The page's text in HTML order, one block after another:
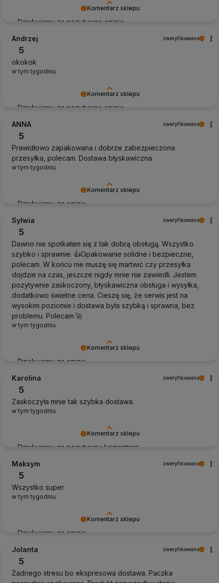
Komentarz sklepu
Dziękujemy za pozytywną opinię
Komentarz sklepu
Dziękujemy za pozytywną opinię
Andrzej zweryfikowano
5
okokok
w tym tygodniu
Komentarz sklepu
Dziękujemy za opinię
ANNA zweryfikowano
5
Prawidłowo zapakowana i dobrze zabezpieczona
przesyłka, polecam. Dostawa błyskawiczna
w tym tygodniu
Komentarz sklepu
Dziękujemy za opinię
Sylwia zweryfikowano
5
Dawno nie spotkałam się z tak dobrą obsługą. Wszystko
szybko i sprawnie. 👍️Opakowanie solidne i bezpieczne,
polecam. W końcu nie muszę się martwić czy przesyłka
dojdzie na czas, jeszcze nigdy mnie nie zawiedli. Jestem
pozytywnie zaskoczony, błyskawiczna obsługa i wysyłka,
dodatkowo świetne cena. Cieszę się, że serwis jest na
wysokim poziomie i dostawa była szybką i sprawna, bez
problemu. Polecam.🚀
w tym tygodniu
Komentarz sklepu
Dziękujemy za pozytywny komentarz
Karolina zweryfikowano
5
Zaskoczyła mnie tak szybka dostawa.
w tym tygodniu
Komentarz sklepu
Dziękujemy za opinię
Maksym zweryfikowano
5
Wszystko super
w tym tygodniu
Jolanta zweryfikowano
5
Żadnego stresu bo ekspresowa dostawa. Paczka